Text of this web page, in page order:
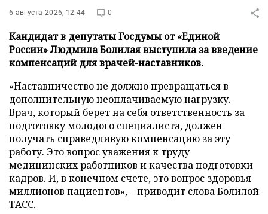
6 августа 2026, 12:44 0
Кандидат в депутаты Госдумы от «Единой
России» Людмила Болилая выступила за введение
компенсаций для врачей-наставников.
«Наставничество не должно превращаться в
дополнительную неоплачиваемую нагрузку.
Врач, который берет на себя ответственность за
подготовку молодого специалиста, должен
получать справедливую компенсацию за эту
работу. Это вопрос уважения к труду
медицинских работников и качества подготовки
кадров. И, в конечном счете, это вопрос здоровья
миллионов пациентов», – приводит слова Болилой
ТАСС.